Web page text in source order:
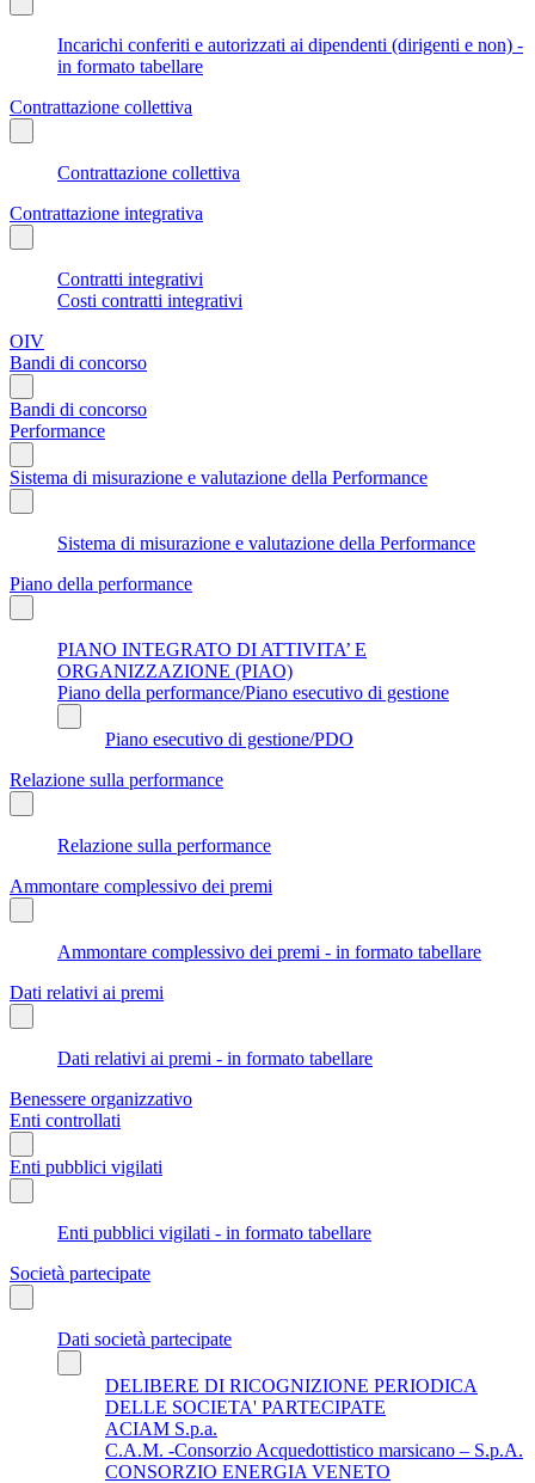
Incarichi conferiti e autorizzati ai dipendenti (dirigenti e non) -
in formato tabellare
Contrattazione collettiva
Contrattazione collettiva
Contrattazione integrativa
Contratti integrativi
Costi contratti integrativi
OIV
Bandi di concorso
Bandi di concorso
Performance
Sistema di misurazione e valutazione della Performance
Sistema di misurazione e valutazione della Performance
Piano della performance
PIANO INTEGRATO DI ATTIVITA’ E
ORGANIZZAZIONE (PIAO)
Piano della performance/Piano esecutivo di gestione
Piano esecutivo di gestione/PDO
Relazione sulla performance
Relazione sulla performance
Ammontare complessivo dei premi
Ammontare complessivo dei premi - in formato tabellare
Dati relativi ai premi
Dati relativi ai premi - in formato tabellare
Benessere organizzativo
Enti controllati
Enti pubblici vigilati
Enti pubblici vigilati - in formato tabellare
Società partecipate
Dati società partecipate
DELIBERE DI RICOGNIZIONE PERIODICA
DELLE SOCIETA' PARTECIPATE
ACIAM S.p.a.
C.A.M. -Consorzio Acquedottistico marsicano – S.p.A.
CONSORZIO ENERGIA VENETO